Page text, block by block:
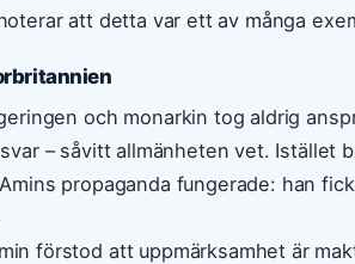
att detta var ett av många
och monarkin tog aldrig
– såvitt allmänheten vet. Istället
propaganda fungerade: han
förstod att uppmärksamhet är